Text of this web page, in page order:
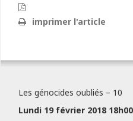
imprimer l'article
Les génocides oubliés – 10
Lundi 19 février 2018